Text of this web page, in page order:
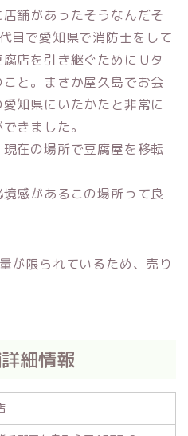
舗があったそうなんだそ
目で愛知県で消防士をして
店を引き継ぐためにＵタ
と。まさか屋久島でお会
知県にいたかたと非常に
きました。
在の場所で豆腐屋を移転
感があるこの場所って良
が限られているため、売り
細情報